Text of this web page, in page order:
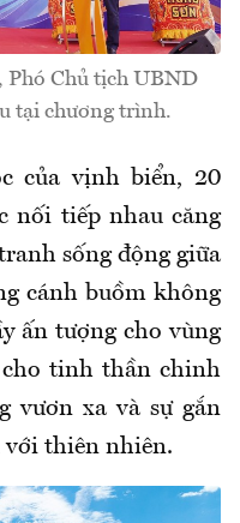
Phó Chủ tịch UBND
tại chương trình.
của vịnh biển, 20
nối tiếp nhau căng
sống động giữa
cánh buồm không
ấn tượng cho vùng
tinh thần chinh
vươn xa và sự gắn
với thiên nhiên.